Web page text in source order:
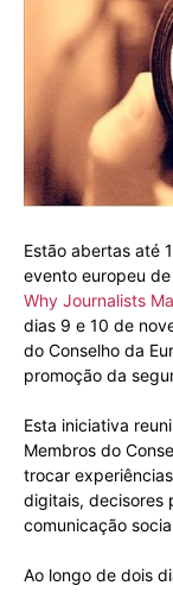
Estão abertas até
evento europeu
Why Journalists
dias 9 e 10 de
do Conselho da
promoção da
Esta iniciativa
Membros do
trocar
digitais, decisores
comunicação
Ao longo de dois